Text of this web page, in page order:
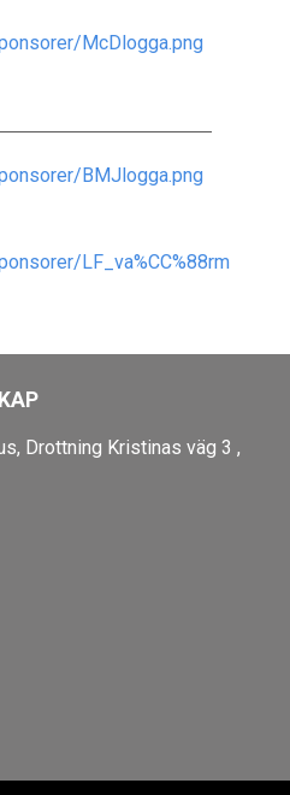
Drottning Kristinas väg 3 ,